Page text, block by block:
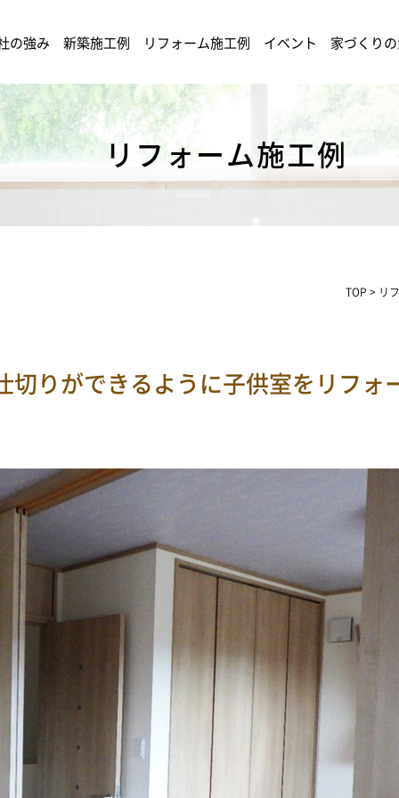
の強み 新築施工例 リフォーム施工例 イベント 家づくり
リフォーム施工例
TOP > リ
切りができるように子供室をリフォ